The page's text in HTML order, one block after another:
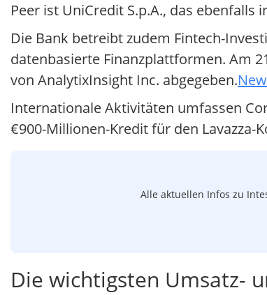
Peer ist UniCredit S.p.A., das
Die Bank betreibt zudem Fintech-
datenbasierte Finanzplattformen. Am
von AnalytixInsight Inc. abgegeben.
Internationale Aktivitäten umfassen
€900-Millionen-Kredit für den Lavazza-
Alle aktuellen Infos zu
Die wichtigsten Umsatz-